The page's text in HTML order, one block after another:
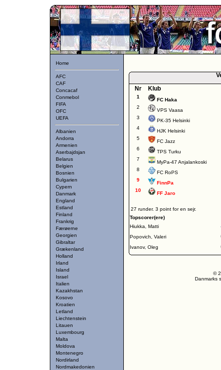
Home
AFC
CAF
Concacaf
Conmebol
FIFA
OFC
UEFA
Albanien
Andorra
Armenien
Aserbajdsjan
Belarus
Belgien
Bosnien
Bulgarien
Cypern
Danmark
England
Estland
Finland
Frankrig
Færøerne
Georgien
Gibraltar
Grækenland
Holland
Irland
Island
Israel
Italien
Kazakhstan
Kosovo
Kroatien
Letland
Liechtenstein
Litauen
Luxembourg
Malta
Moldova
Montenegro
Nordirland
Nordmakedonien
Nr
Klub
1
FC Haka
2
VPS Vaasa
3
PK-35 Helsinki
4
HJK Helsinki
5
FC Jazz
6
TPS Turku
7
MyPa-47 Anjalankoski
8
FC RoPS
9
FinnPa
10
FF Jaro
27 runder. 3 point for en sejr.
Topscorer(ere)
Hiukka, Matti
Popovich, Valeri
Ivanov, Oleg
©
Danmarks